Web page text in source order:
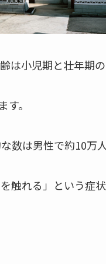
は小児期と壮年期
。
数は男性で約10万
触れる」という症